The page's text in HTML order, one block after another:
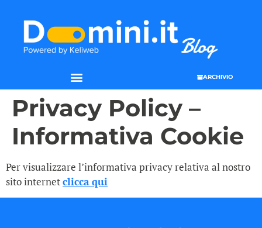
ARCHIVIO
Privacy Policy –
Informativa Cookie
Per visualizzare l’informativa privacy relativa al nostro
sito internetclicca qui